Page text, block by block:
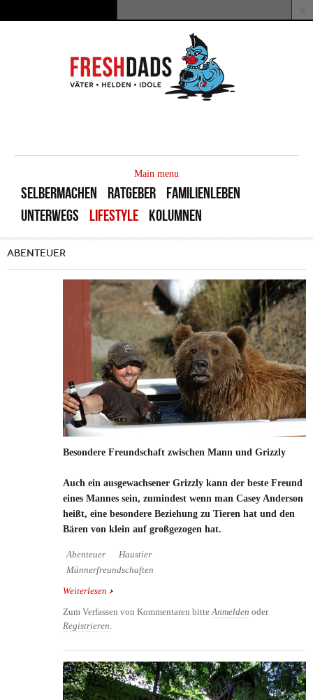
Suchformular
Main menu
SELBERMACHEN RATGEBER
FAMILIENLEBEN
UNTERWEGS
LIFESTYLE KOLUMNEN
ABENTEUER
Besondere Freundschaft zwischen Mann und Grizzly
Auch ein ausgewachsener Grizzly kann der beste Freund
eines Mannes sein, zumindest wenn man Casey Anderson
heißt, eine besondere Beziehung zu Tieren hat und den
Bären von klein auf großgezogen hat.
Abenteuer
Haustier
Männerfreundschaften
Weiterlesen über Besondere Freundschaft zwischen Mann und
Zum Verfassen von Kommentaren bitteAnmelden oder
Registrieren.